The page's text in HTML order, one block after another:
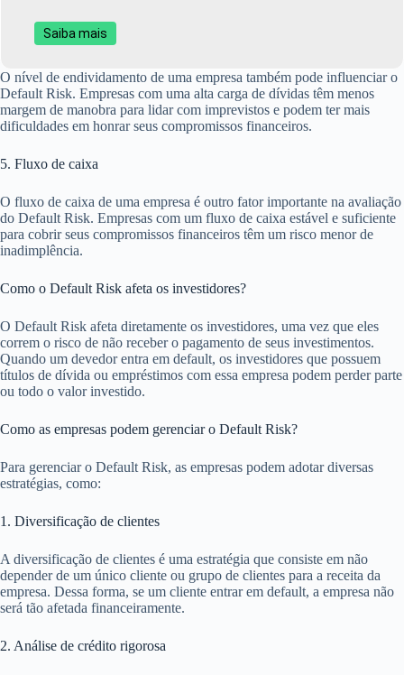
Saiba mais
O nível de endividamento de uma empresa também pode influenciar o
Default Risk. Empresas com uma alta carga de dívidas têm menos
margem de manobra para lidar com imprevistos e podem ter mais
dificuldades em honrar seus compromissos financeiros.
5. Fluxo de caixa
O fluxo de caixa de uma empresa é outro fator importante na avaliação
do Default Risk. Empresas com um fluxo de caixa estável e suficiente
para cobrir seus compromissos financeiros têm um risco menor de
inadimplência.
Como o Default Risk afeta os investidores?
O Default Risk afeta diretamente os investidores, uma vez que eles
correm o risco de não receber o pagamento de seus investimentos.
Quando um devedor entra em default, os investidores que possuem
títulos de dívida ou empréstimos com essa empresa podem perder parte
ou todo o valor investido.
Como as empresas podem gerenciar o Default Risk?
Para gerenciar o Default Risk, as empresas podem adotar diversas
estratégias, como:
1. Diversificação de clientes
A diversificação de clientes é uma estratégia que consiste em não
depender de um único cliente ou grupo de clientes para a receita da
empresa. Dessa forma, se um cliente entrar em default, a empresa não
será tão afetada financeiramente.
2. Análise de crédito rigorosa